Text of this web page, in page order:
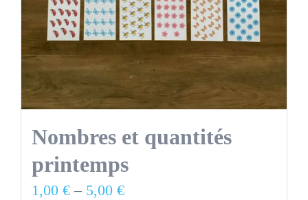
Nombres et quantités
printemps
1,00 €– 5,00 €